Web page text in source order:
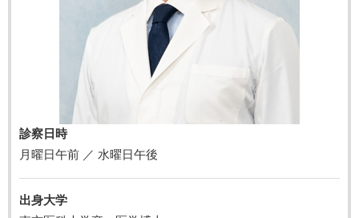
診察日時
月曜日午前 ／ 水曜日午後
出身大学